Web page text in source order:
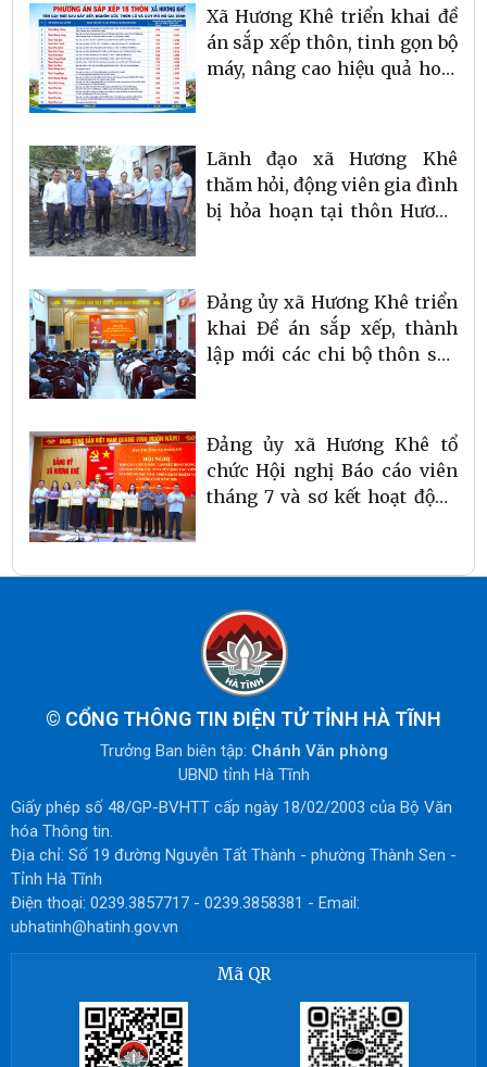
Xã Hương Khê triển khai đề
án sắp xếp thôn, tinh gọn bộ
máy, nâng cao hiệu quả hoạt
Lãnh đạo xã Hương Khê
thăm hỏi, động viên gia đình
bị hỏa hoạn tại thôn Hương
Đảng ủy xã Hương Khê triển
khai Đề án sắp xếp, thành
lập mới các chi bộ thôn sau
Đảng ủy xã Hương Khê tổ
chức Hội nghị Báo cáo viên
tháng 7 và sơ kết hoạt động
6 tháng đầu năm 2026
© CỔNG THÔNG TIN ĐIỆN TỬ TỈNH HÀ TĨNH
Trưởng Ban biên tập: Chánh Văn phòng
UBND tỉnh Hà Tĩnh
Giấy phép số 48/GP-BVHTT cấp ngày 18/02/2003 của Bộ Văn
hóa Thông tin.
Địa chỉ: Số 19 đường Nguyễn Tất Thành - phường Thành Sen -
Tỉnh Hà Tĩnh
Điện thoại: 0239.3857717 - 0239.3858381 - Email:
ubhatinh@hatinh.gov.vn
Mã QR